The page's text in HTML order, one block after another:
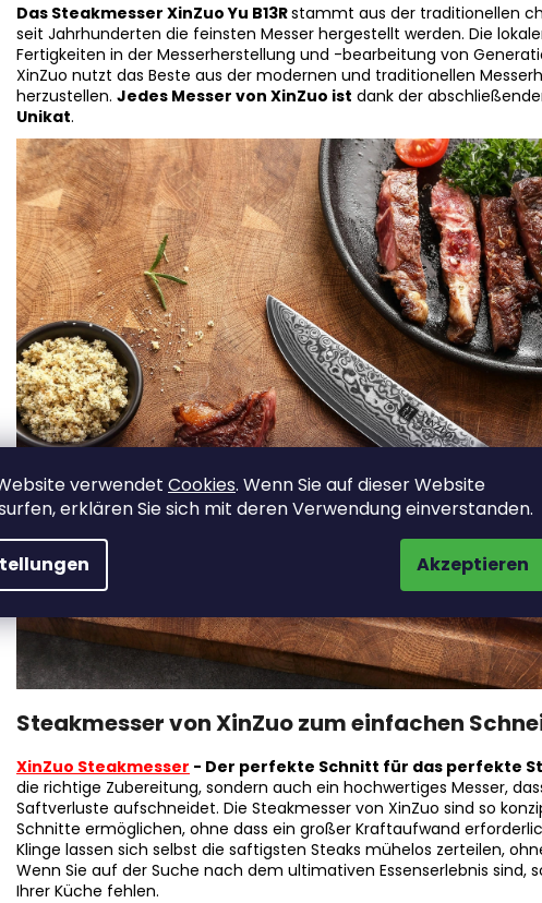
verwendet Cookies. Wenn Sie auf dieser Website
erklären Sie sich mit deren Verwendung einverstanden.
Akzeptieren
Das Steakmesser XinZuo Yu B13Rstammt aus der traditionellen
seit Jahrhunderten die feinsten Messer hergestellt werden. Die
Fertigkeiten in der Messerherstellung und -bearbeitung von
XinZuo nutzt das Beste aus der modernen und traditionellen
herzustellen. Jedes Messer von XinZuo ist dank der
Unikat.
Steakmesser von XinZuo zum einfachen
XinZuo Steakmesser - Der perfekte Schnitt für das perfekte
die richtige Zubereitung, sondern auch ein hochwertiges Messer,
Saftverluste aufschneidet. Die Steakmesser von XinZuo sind so
Schnitte ermöglichen, ohne dass ein großer Kraftaufwand
Klinge lassen sich selbst die saftigsten Steaks mühelos zerteilen,
Wenn Sie auf der Suche nach dem ultimativen Essenserlebnis sind,
Ihrer Küche fehlen.